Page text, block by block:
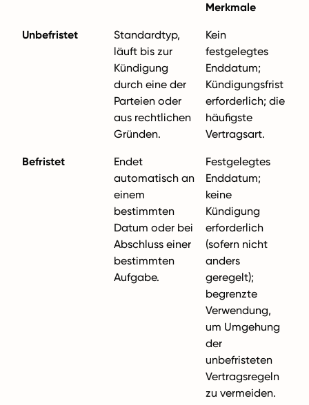
Merkmale
Unbefristet
Standardtyp,
läuft bis zur
Kündigung
durch eine der
Parteien oder
aus rechtlichen
Gründen.
Kein
festgelegtes
Enddatum;
Kündigungsfrist
erforderlich; die
häufigste
Vertragsart.
Befristet
Endet
automatisch an
einem
bestimmten
Datum oder bei
Abschluss einer
bestimmten
Aufgabe.
Festgelegtes
Enddatum;
keine
Kündigung
erforderlich
(sofern nicht
anders
geregelt);
begrenzte
Verwendung,
um Umgehung
der
unbefristeten
Vertragsregeln
zu vermeiden.